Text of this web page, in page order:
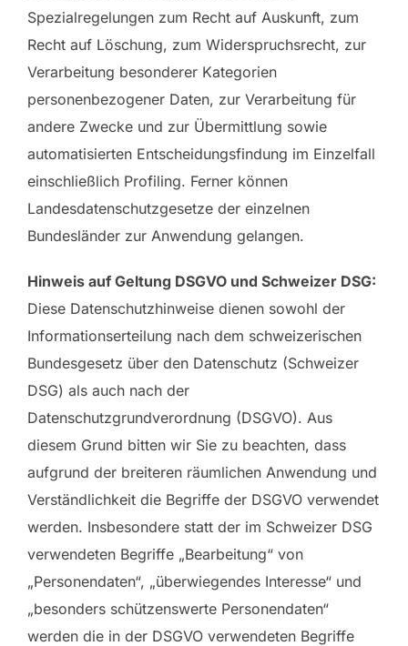
Spezialregelungen zum Recht auf Auskunft, zum
Recht auf Löschung, zum Widerspruchsrecht, zur
Verarbeitung besonderer Kategorien
personenbezogener Daten, zur Verarbeitung für
andere Zwecke und zur Übermittlung sowie
automatisierten Entscheidungsfindung im Einzelfall
einschließlich Profiling. Ferner können
Landesdatenschutzgesetze der einzelnen
Bundesländer zur Anwendung gelangen.
Hinweis auf Geltung DSGVO und Schweizer DSG:
Diese Datenschutzhinweise dienen sowohl der
Informationserteilung nach dem schweizerischen
Bundesgesetz über den Datenschutz (Schweizer
DSG) als auch nach der
Datenschutzgrundverordnung (DSGVO). Aus
diesem Grund bitten wir Sie zu beachten, dass
aufgrund der breiteren räumlichen Anwendung und
Verständlichkeit die Begriffe der DSGVO verwendet
werden. Insbesondere statt der im Schweizer DSG
verwendeten Begriffe „Bearbeitung“ von
„Personendaten“, „überwiegendes Interesse“ und
„besonders schützenswerte Personendaten“
werden die in der DSGVO verwendeten Begriffe